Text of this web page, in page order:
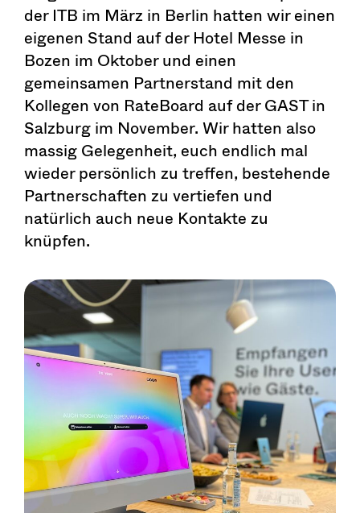
der ITB im März in Berlin hatten wir einen
eigenen Stand auf der Hotel Messe in
Bozen im Oktober und einen
gemeinsamen Partnerstand mit den
Kollegen von RateBoard auf der GAST in
Salzburg im November. Wir hatten also
massig Gelegenheit, euch endlich mal
wieder persönlich zu treffen, bestehende
Partnerschaften zu vertiefen und
natürlich auch neue Kontakte zu
knüpfen.